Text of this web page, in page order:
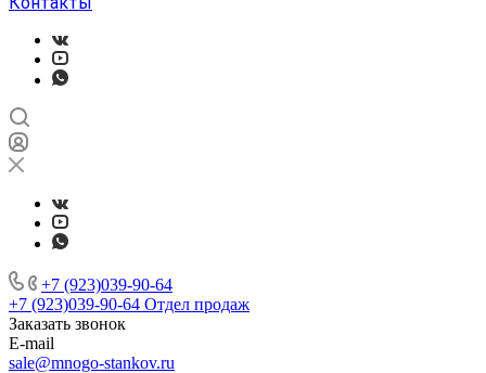
+7 (923)039-90-64
+7 (923)039-90-64 Отдел продаж
Заказать звонок
E-mail
sale@mnogo-stankov.ru